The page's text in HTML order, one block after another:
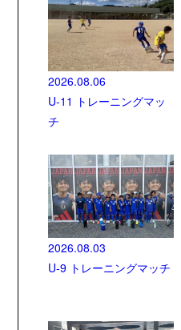
2026.08.06
U-11 トレーニングマッ
チ
2026.08.03
U-9 トレーニングマッチ